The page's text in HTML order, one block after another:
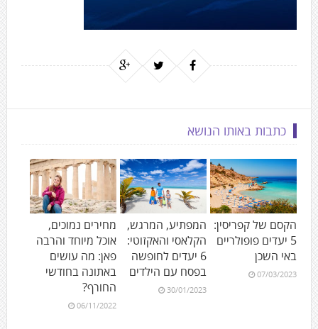
כתבות באותו הנושא
הקסם של קפריסין:
5 יעדים פופולריים
באי השכן
07/03/2023
המפתיע, המרגש,
הקלאסי והאקזוטי:
6 יעדים לחופשה
בפסח עם הילדים
30/01/2023
מחירים נמוכים,
אוכל מיוחד והרבה
פאן: מה עושים
באתונה בחודשי
החורף?
06/11/2022